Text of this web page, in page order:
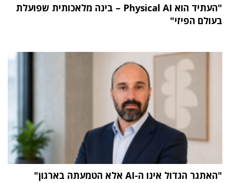
"העתיד הוא Physical AI – בינה מלאכותית שפועלת
בעולם הפיזי"
"האתגר הגדול אינו ה-AI אלא הטמעתה בארגון"